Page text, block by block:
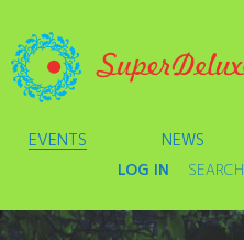
EVENTS NEWS
LOG IN SEARCH